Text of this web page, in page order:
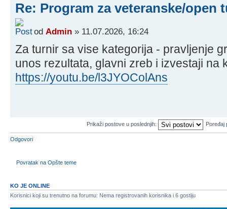
Re: Program za veteranske/open
od Admin » 11.07.2026, 16:24
Za turnir sa vise kategorija - pravljenje
unos rezultata, glavni zreb i izvestaji na
https://youtu.be/l3JYOColAns
Prikaži postove u poslednjih: Poređaj
Odgovori
Povratak na Opšte teme
KO JE ONLINE
Korisnici koji su trenutno na forumu: Nema registrovanih korisnika i 6 gostiju